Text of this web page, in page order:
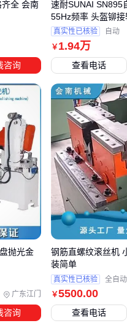
致润滑脂泄漏。 对于风电
钢丝编织油管
，其抗压性和
机底盘等狭窄空间则需搭配
因角度受限无法精准注油。
易脱落，而带锁紧结构的型
用高粘度
特种润滑脂
，还
电池过载。
逻辑是：先根据主设备压力
环境选择材质和结构。例如
的黄油管和全金属枪头，否
变稠？别让电池为粘度
滑脂粘度增加会显著影响锂
强行使用标准锂基润滑脂
会大幅缩短。 建议在冬季换
性更好；同时保持电池在
全 会南
咨询
￥1.94万
速耐SUNAI SN895
55Hz频率 头盔铆
真实性已核验 自动
查看电话
广东江门
抛光金
咨询
￥5500.00
钢筋直螺纹滚丝机
装简单
真实性已核验 全自动
查看电话